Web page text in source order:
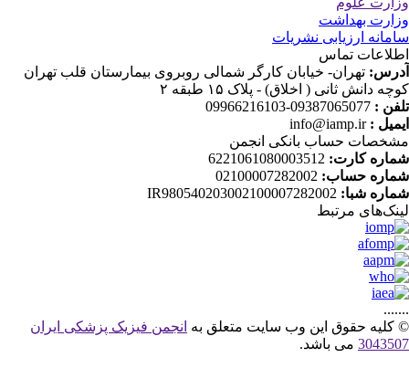
بهداشت
ارزیابی نشریات
تماس
تهران- خیابان کارگر شمالی روبروی بیمارستان قلب تهران
دانش ثانی ( اخلاق) - پلاک ۱۵ طبقه ۲
:
09387065077-09966216103
:
info@iamp.ir
حساب بانکی انجمن
کارت:6221061080003512
حساب:02100007282002
شبا:IR980540203002100007282002
مرتبط
کلیه حقوق این وب سایت متعلق بهانجمن فیزیک پزشکی ایران
می باشد.